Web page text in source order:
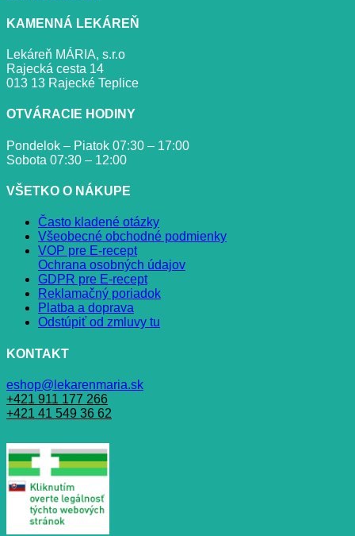
KAMENNÁ LEKÁREŇ
Lekáreň MÁRIA, s.r.o
Rajecká cesta 14
013 13 Rajecké Teplice
OTVÁRACIE HODINY
Pondelok – Piatok 07:30 – 17:00
Sobota 07:30 – 12:00
VŠETKO O NÁKUPE
Často kladené otázky
Všeobecné obchodné podmienky
VOP pre E-recept
Ochrana osobných údajov
GDPR pre E-recept
Reklamačný poriadok
Platba a doprava
Odstúpiť od zmluvy tu
KONTAKT
eshop@lekarenmaria.sk
+421 911 177 266
+421 41 549 36 62